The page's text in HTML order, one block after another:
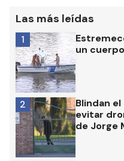
Las más leídas
un
1
Blindan
evitar
de Jorge
2